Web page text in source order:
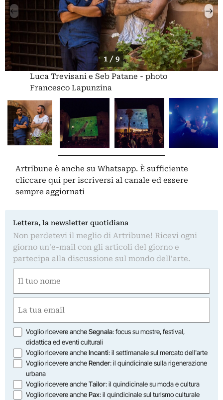
1 / 9
Luca Trevisani e Seb Patane - photo
Francesco Lapunzina
Artribune è anche su Whatsapp. È sufficiente
cliccare qui per iscriversi al canale ed essere
sempre aggiornati
Lettera, la newsletter quotidiana
Non perdetevi il meglio di Artribune! Ricevi ogni
giorno un'e-mail con gli articoli del giorno e
partecipa alla discussione sul mondo dell'arte.
(Obbligatorio)
Nome
(Obbligatorio)
Opzioni
Voglio ricevere ancheSegnala: focus su mostre, festival,
didattica ed eventi culturali
Voglio ricevere ancheIncanti: il settimanale sul mercato dell'arte
Voglio ricevere ancheRender: il quindicinale sulla rigenerazione
urbana
Voglio ricevere ancheTailor: il quindicinale su moda e cultura
Voglio ricevere anchePax: il quindicinale sul turismo culturale